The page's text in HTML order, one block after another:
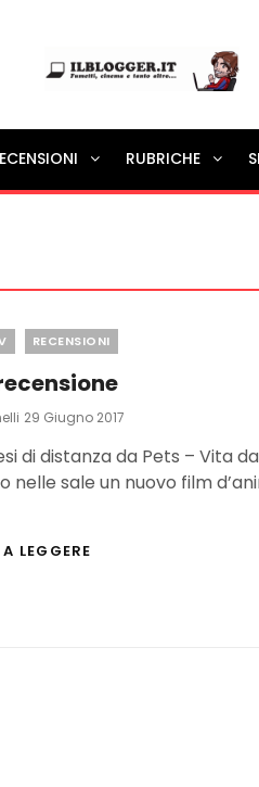
Il portalino di blog |
RUBRICHE
RECENSIONI
Posted
29 Giugno 2017
di distanza da Pets – Vita
nelle sale un nuovo film
LEGGERE